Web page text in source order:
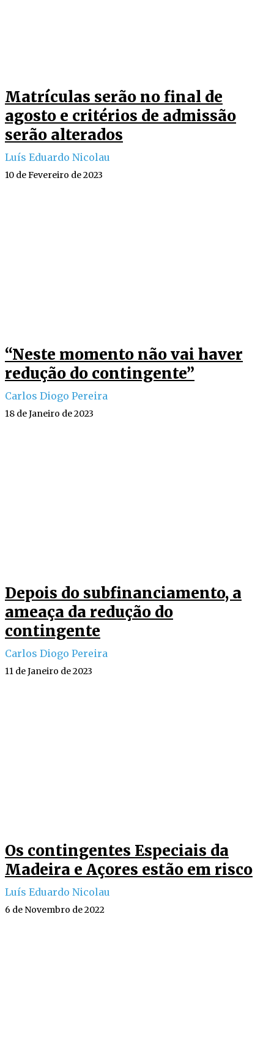
Matrículas serão no final de
agosto e critérios de admissão
serão alterados
Luís Eduardo Nicolau
10 de Fevereiro de 2023
“Neste momento não vai haver
redução do contingente”
Carlos Diogo Pereira
18 de Janeiro de 2023
Depois do subfinanciamento, a
ameaça da redução do
contingente
Carlos Diogo Pereira
11 de Janeiro de 2023
Os contingentes Especiais da
Madeira e Açores estão em risco
Luís Eduardo Nicolau
6 de Novembro de 2022